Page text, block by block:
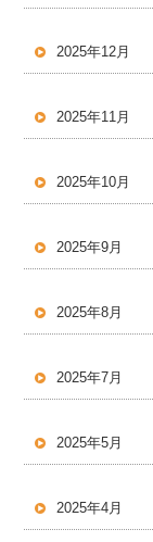
2025年12月
2025年11月
2025年10月
2025年9月
2025年8月
2025年7月
2025年5月
2025年4月